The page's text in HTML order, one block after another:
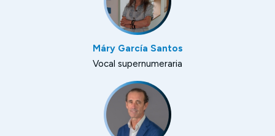
Máry García Santos
Vocal supernumeraria